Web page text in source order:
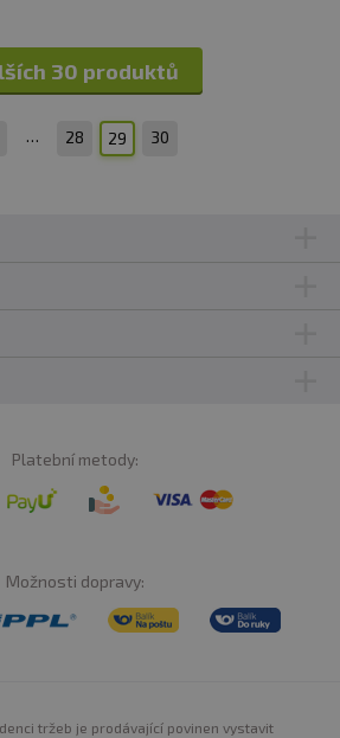
… 28 29 30
30 produktů
Platební metody:
Možnosti dopravy:
tržeb je prodávající povinen vystavit